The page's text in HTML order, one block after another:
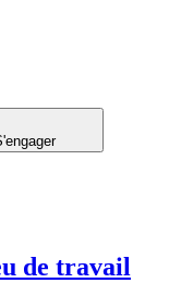
de travail